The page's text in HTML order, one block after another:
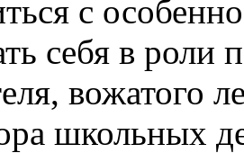
с
себя в роли
вожатого
школьных